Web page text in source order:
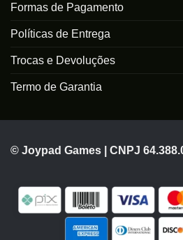
Formas de Pagamento
Políticas de Entrega
Trocas e Devoluções
Termo de Garantia
© Joypad Games | CNPJ